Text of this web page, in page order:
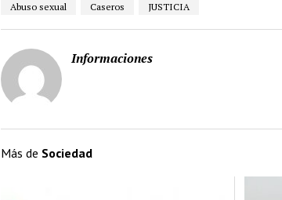
Abuso sexual Caseros JUSTICIA
Informaciones
Más de Sociedad